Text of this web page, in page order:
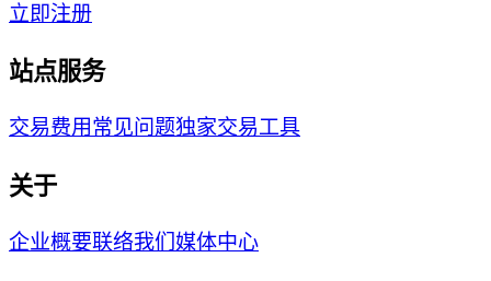
立即注册
站点服务
交易费用常见问题独家交易工具
关于
企业概要联络我们 媒体中心